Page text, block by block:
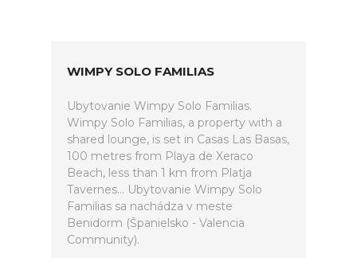
WIMPY SOLO FAMILIAS
Ubytovanie Wimpy Solo Familias.
Wimpy Solo Familias, a property with a
shared lounge, is set in Casas Las Basas,
100 metres from Playa de Xeraco
Beach, less than 1 km from Platja
Tavernes... Ubytovanie Wimpy Solo
Familias sa nachádza v meste
Benidorm (Španielsko - Valencia
Community).